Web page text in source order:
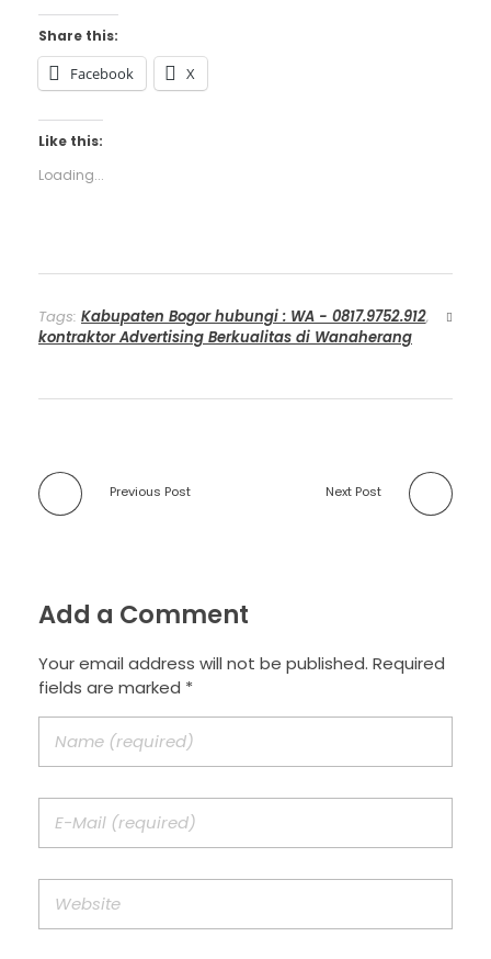
Share this:
Facebook X
Like this:
Loading...
Tags: Kabupaten Bogor hubungi : WA - 0817.9752.912,
kontraktor Advertising Berkualitas di Wanaherang
Previous Post Next Post
Add a Comment
Your email address will not be published. Required
fields are marked *